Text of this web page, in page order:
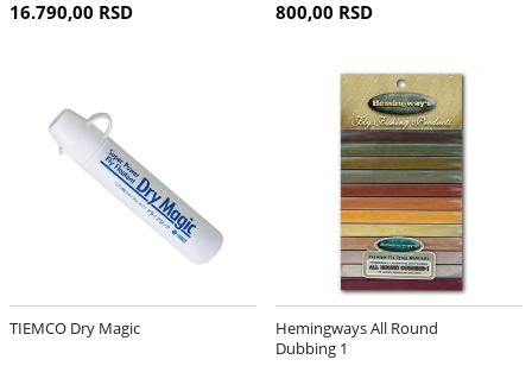
16.790,00 RSD 800,00 RSD
TIEMCO Dry Magic
Hemingways All Round
Dubbing 1